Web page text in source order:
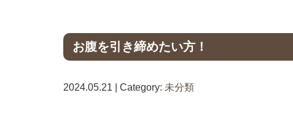
お腹を引き締めたい方！
2024.05.21 | Category: 未分類